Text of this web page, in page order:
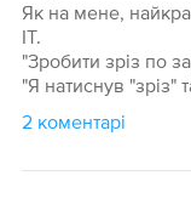
Як на мене,
ІТ.
"Зробити зріз по
"Я натиснув "зріз"
2 коментарі